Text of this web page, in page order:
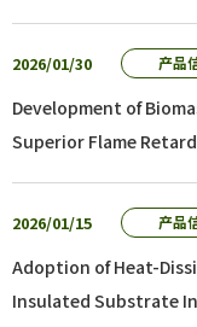
2026/01/30 产品
Development of
Superior Flame
2026/01/15 产品
Adoption of Heat-
Insulated Substrate